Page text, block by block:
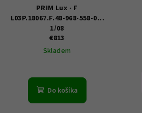
PRIM Lux - F
L03P.18067.F.48-968-558-00-
1/08
€813
Skladem
Do košíka